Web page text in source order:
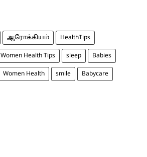
ஆரோக்கியம் HealthTips
Women Health Tips sleep Babies
Women Health smile Babycare